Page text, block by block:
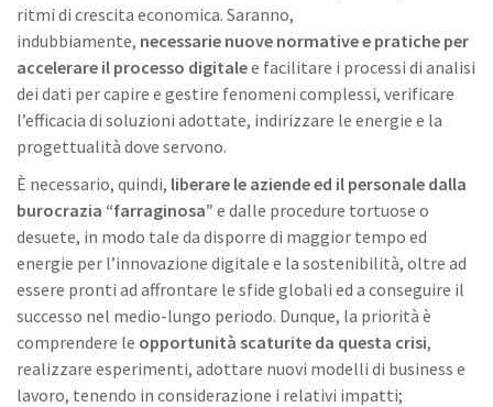
ritmi di crescita economica. Saranno,
indubbiamente, necessarie nuove normative e pratiche per
accelerare il processo digitalee facilitare i processi di analisi
dei dati per capire e gestire fenomeni complessi, verificare
l’efficacia di soluzioni adottate, indirizzare le energie e la
progettualità dove servono.
È necessario, quindi, liberare le aziende ed il personale dalla
burocrazia “farraginosa” e dalle procedure tortuose o
desuete, in modo tale da disporre di maggior tempo ed
energie per l’innovazione digitale e la sostenibilità, oltre ad
essere pronti ad affrontare le sfide globali ed a conseguire il
successo nel medio-lungo periodo. Dunque, la priorità è
comprendere le opportunità scaturite da questa crisi,
realizzare esperimenti, adottare nuovi modelli di business e
lavoro, tenendo in considerazione i relativi impatti;